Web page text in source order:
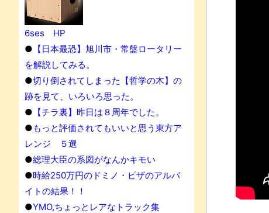
6ses HP
● 【日本最恐】旭川市・常盤ロータリー
を解説してみる。
●切り倒されてしまった【哲学の木】の
跡を見て、いろいろ思った。
● 【チラ裏】昨日は８周年でした。
●もっと評価されてもいいと思う東方ア
レンジ ５選
●総理大臣の系図がなんかキモい
●時給250万円のドミノ・ピザのアルバ
イトの結果！！
●YMO,ちょっとレアなトラック集